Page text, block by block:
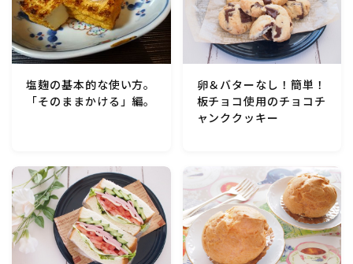
塩麹の基本的な使い方。
「そのままかける」編。
卵＆バターなし！簡単！
板チョコ使用のチョコチ
ャンククッキー